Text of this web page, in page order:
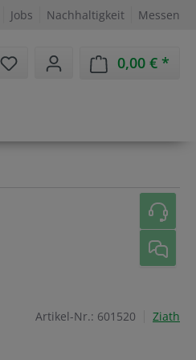
Jobs Nachhaltigkeit Messen
Sie haben 0 Artikel auf dem
0,00 €
Artikel-Nr.: 601520 Ziath